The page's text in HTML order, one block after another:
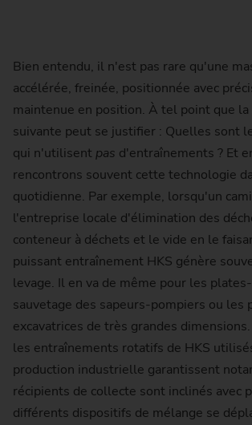
Bien entendu, il n'est pas rare qu'une
accélérée, freinée, positionnée avec
maintenue en position. À tel point que
suivante peut se justifier : Quelles sont
qui n'utilisent pas d'entraînements ? Et
rencontrons souvent cette technologie
quotidienne. Par exemple, lorsqu'un
l'entreprise locale d'élimination des
conteneur à déchets et le vide en le
puissant entraînement HKS génère
levage. Il en va de même pour les
sauvetage des sapeurs-pompiers ou les
excavatrices de très grandes
les entraînements rotatifs de HKS
production industrielle garantissent
récipients de collecte sont inclinés avec
différents dispositifs de mélange se